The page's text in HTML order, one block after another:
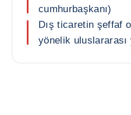
cumhurbaşkanı)
Dış ticaretin şeffaf
yönelik uluslararası